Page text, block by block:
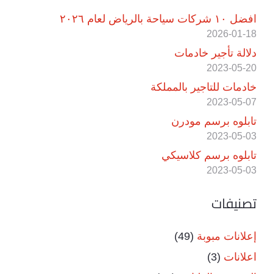
افضل ١٠ شركات سياحة بالرياض لعام ٢٠٢٦
2026-01-18
دلالة تأجير خادمات
2023-05-20
خادمات للتاجير بالمملكة
2023-05-07
تابلوه برسم مودرن
2023-05-03
تابلوه برسم كلاسيكي
2023-05-03
تصنيفات
إعلانات مبوبة (49)
اعلانات (3)